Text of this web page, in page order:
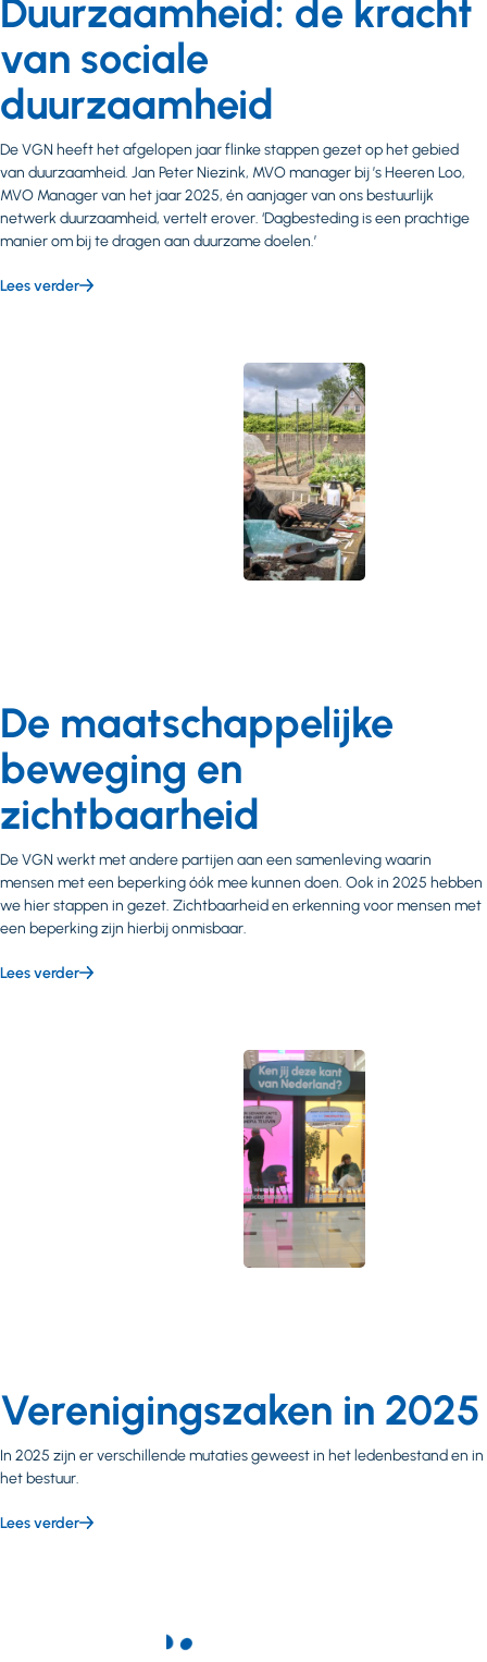
Duurzaamheid: de kracht
van sociale
duurzaamheid
De VGN heeft het afgelopen jaar flinke stappen gezet op het gebied
van duurzaamheid. Jan Peter Niezink, MVO manager bij ’s Heeren Loo,
MVO Manager van het jaar 2025, én aanjager van ons bestuurlijk
netwerk duurzaamheid, vertelt erover. ‘Dagbesteding is een prachtige
manier om bij te dragen aan duurzame doelen.’
Lees verder
De maatschappelijke
beweging en
zichtbaarheid
De VGN werkt met andere partijen aan een samenleving waarin
mensen met een beperking óók mee kunnen doen. Ook in 2025 hebben
we hier stappen in gezet. Zichtbaarheid en erkenning voor mensen met
een beperking zijn hierbij onmisbaar.
Lees verder
Verenigingszaken in 2025
In 2025 zijn er verschillende mutaties geweest in het ledenbestand en in
het bestuur.
Lees verder